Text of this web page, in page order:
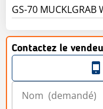
GS-70 MUCKLGRAB
Contactez le